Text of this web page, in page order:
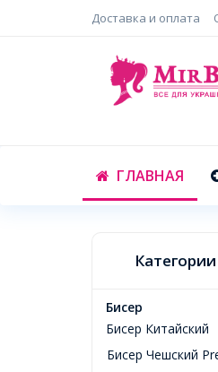
Доставка и оплата
ГЛАВНАЯ
Бисер
Бисер Китайский
Бисер Чешский